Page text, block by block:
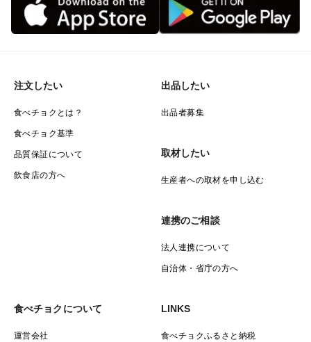
注文したい
食べチョクとは？
食べチョク基準
品質保証について
飲食店の方へ
出品したい
出品者募集
取材したい
生産者への取材を申し込む
連携のご相談
法人連携について
自治体・省庁の方へ
食べチョクについて
運営会社
LINKS
食べチョクふるさと納税